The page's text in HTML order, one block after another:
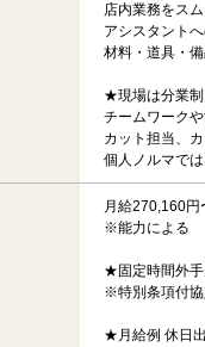
店内業務をス
アシスタント
材料・道具・
★現場は分業制
チームワークや
カット担当、
個人ノルマで
月給270,160
※能力による
★固定時間外手
※特別条項付
★月給例 休日